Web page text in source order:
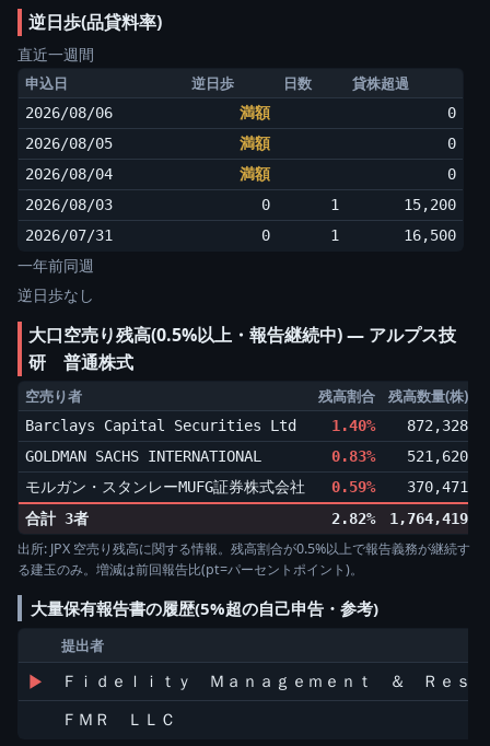
逆日歩(品貸料率)
直近一週間
申込日 逆日歩 日数 貸株超過
2026/08/06 満額
0
2026/08/05
満額
0
2026/08/04
満額
0
2026/08/03
0 1
15,200
2026/07/31
0 1 16,500
一年前同週
逆日歩なし
大口空売り残高(0.5%以上・報告継続中) ― アルプス技
研 普通株式
空売り者 残高割合 残高数量(株)
Barclays Capital Securities Ltd 1.40% 872,328
GOLDMAN SACHS INTERNATIONAL
0.83% 521,620
モルガン・スタンレーMUFG証券株式会社
0.59% 370,471
合計 3者
2.82% 1,764,419
出所: JPX 空売り残高に関する情報。残高割合が0.5%以上で報告義務が継続す
る建玉のみ。増減は前回報告比(pt=パーセントポイント)。
大量保有報告書の履歴(5%超の自己申告・参考)
提出者
▶
Ｆｉｄｅｌｉｔｙ Ｍａｎａｇｅｍｅｎｔ ＆ Ｒｅｓ
ＦＭＲ ＬＬＣ